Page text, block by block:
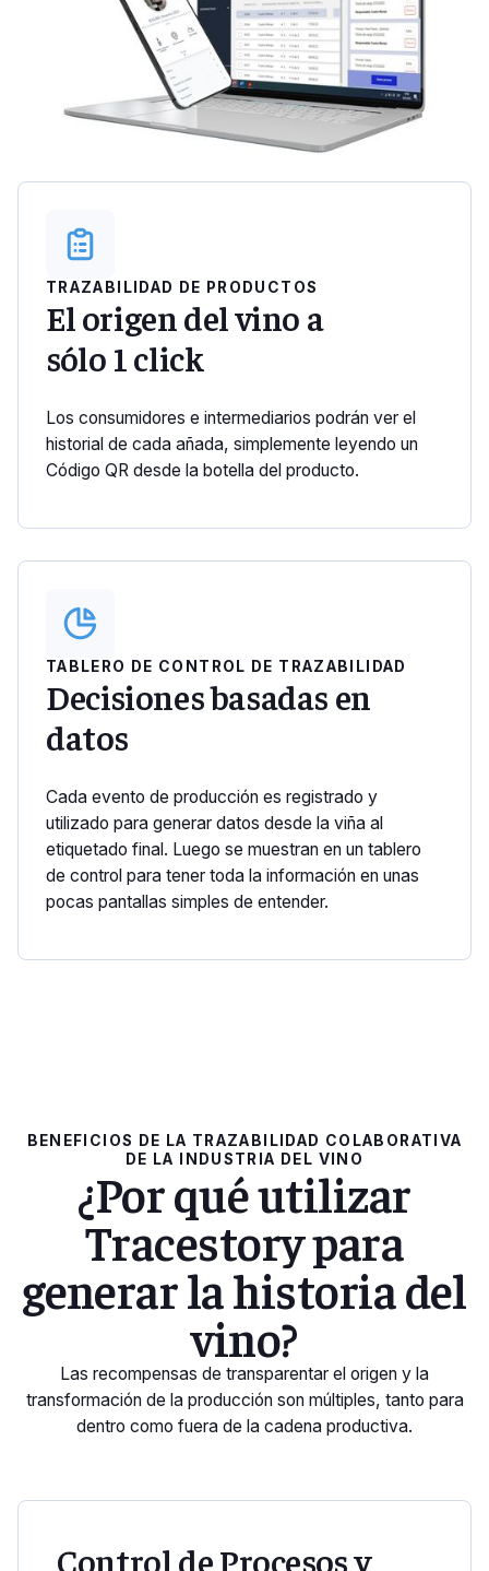
TRAZABILIDAD DE PRODUCTOS
El origen del vino a
sólo 1 click
Los consumidores e intermediarios podrán ver el
historial de cada añada, simplemente leyendo un
Código QR desde la botella del producto.
TABLERO DE CONTROL DE TRAZABILIDAD
Decisiones basadas en
datos
Cada evento de producción es registrado y
utilizado para generar datos desde la viña al
etiquetado final. Luego se muestran en un tablero
de control para tener toda la información en unas
pocas pantallas simples de entender.
BENEFICIOS DE LA TRAZABILIDAD COLABORATIVA
DE LA INDUSTRIA DEL VINO
¿Por qué utilizar
Tracestory para
generar la historia del
vino?
Las recompensas de transparentar el origen y la
transformación de la producción son múltiples, tanto para
dentro como fuera de la cadena productiva.
Control de Procesos y